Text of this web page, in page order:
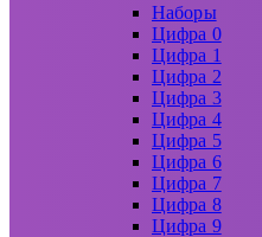
Наборы
Цифра 0
Цифра 1
Цифра 2
Цифра 3
Цифра 4
Цифра 5
Цифра 6
Цифра 7
Цифра 8
Цифра 9